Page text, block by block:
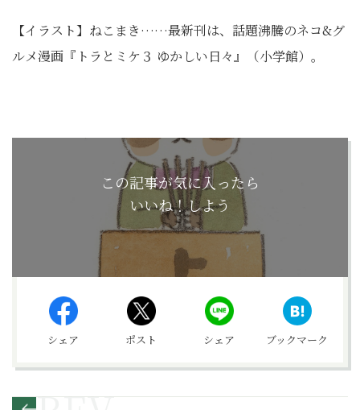
【イラスト】ねこまき……最新刊は、話題沸騰のネコ&グ
ルメ漫画『トラとミケ３ ゆかしい日々』（小学館）。
この記事が気に入ったら
いいね！しよう
シェア ポスト シェア ブックマーク